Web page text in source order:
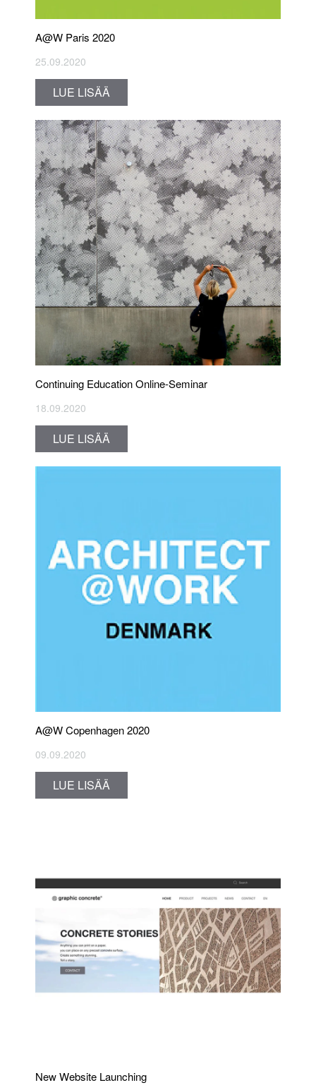
A@W Paris 2020
25.09.2020
LUE LISÄÄ
Continuing Education Online-Seminar
18.09.2020
LUE LISÄÄ
A@W Copenhagen 2020
09.09.2020
LUE LISÄÄ
New Website Launching